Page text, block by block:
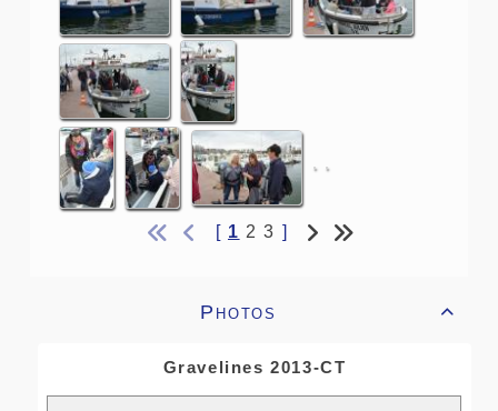
[ 1 2 3 ]

Photos
Gravelines 2013-CT